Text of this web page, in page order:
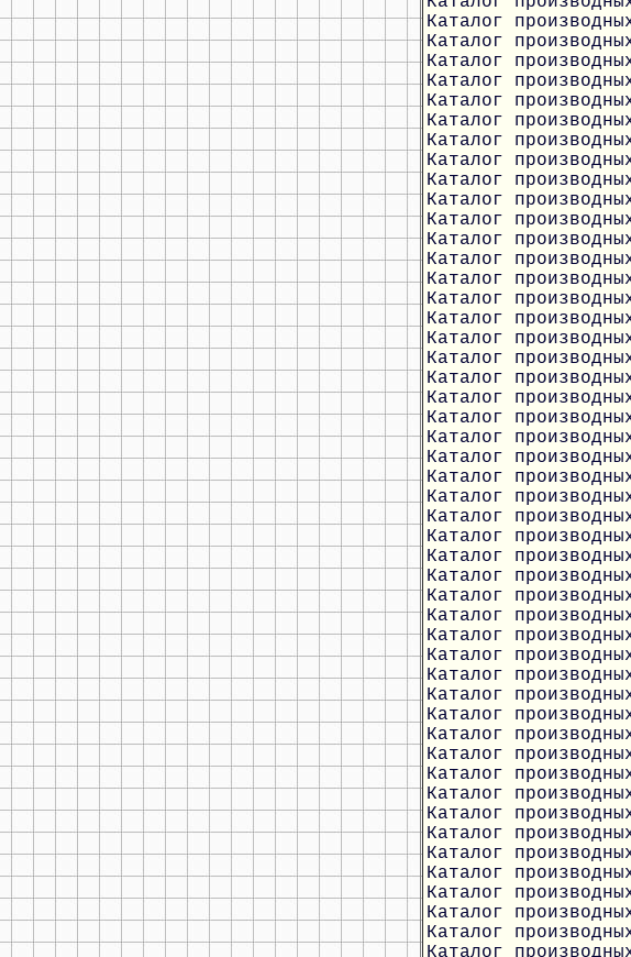
Каталог
Каталог
Каталог
Каталог
Каталог
Каталог
Каталог
Каталог
Каталог
Каталог
Каталог
Каталог
Каталог
Каталог
Каталог
Каталог
Каталог
Каталог
Каталог
Каталог
Каталог
Каталог
Каталог
Каталог
Каталог
Каталог
Каталог
Каталог
Каталог
Каталог
Каталог
Каталог
Каталог
Каталог
Каталог
Каталог
Каталог
Каталог
Каталог
Каталог
Каталог
Каталог
Каталог
Каталог
Каталог
Каталог
Каталог
Каталог